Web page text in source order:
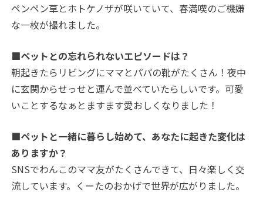
ペンペン草とホトケノザが咲いていて、春満喫のご機嫌
な一枚が撮れました。
■ペットとの忘れられないエピソードは？
朝起きたらリビングにママとパパの靴がたくさん！夜中
に玄関からせっせと運んで並べていたらしいです。可愛
いことするなぁとますます愛おしくなりました！
■ペットと一緒に暮らし始めて、あなたに起きた変化は
ありますか？
SNSでわんこのママ友がたくさんできて、日々楽しく交
流しています。くーたのおかげで世界が広がりました。